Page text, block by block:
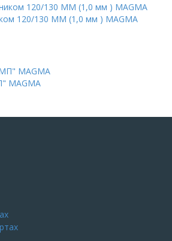
120/130 ММ (1,0 мм ) MAGMА
MAGMA